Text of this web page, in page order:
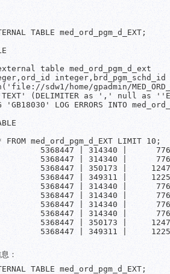
TABLE med_ord_pgm_d_EXT;
table med_ord_pgm_d_ext
sdw1/home/gpadmin/
(DELIMITER as ',' null as
'GB18030' LOG ERRORS INTO
FROM med_ord_pgm_d_EXT LIMIT 10;
5368447 | 314340 |
5368447 | 314340 |
5368447 | 350173 |
5368447 | 349311 |
5368447 | 314340 |
5368447 | 314340 |
5368447 | 314340 |
5368447 | 314340 |
5368447 | 350173 |
5368447 | 349311 |
：
TABLE med_ord_pgm_d_EXT;